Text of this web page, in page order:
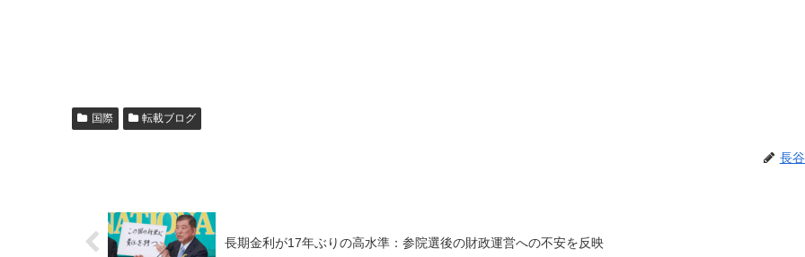
国際 転載ブログ
長
長期金利が17年ぶりの高水準：参院選後の財政運営への不安を反映